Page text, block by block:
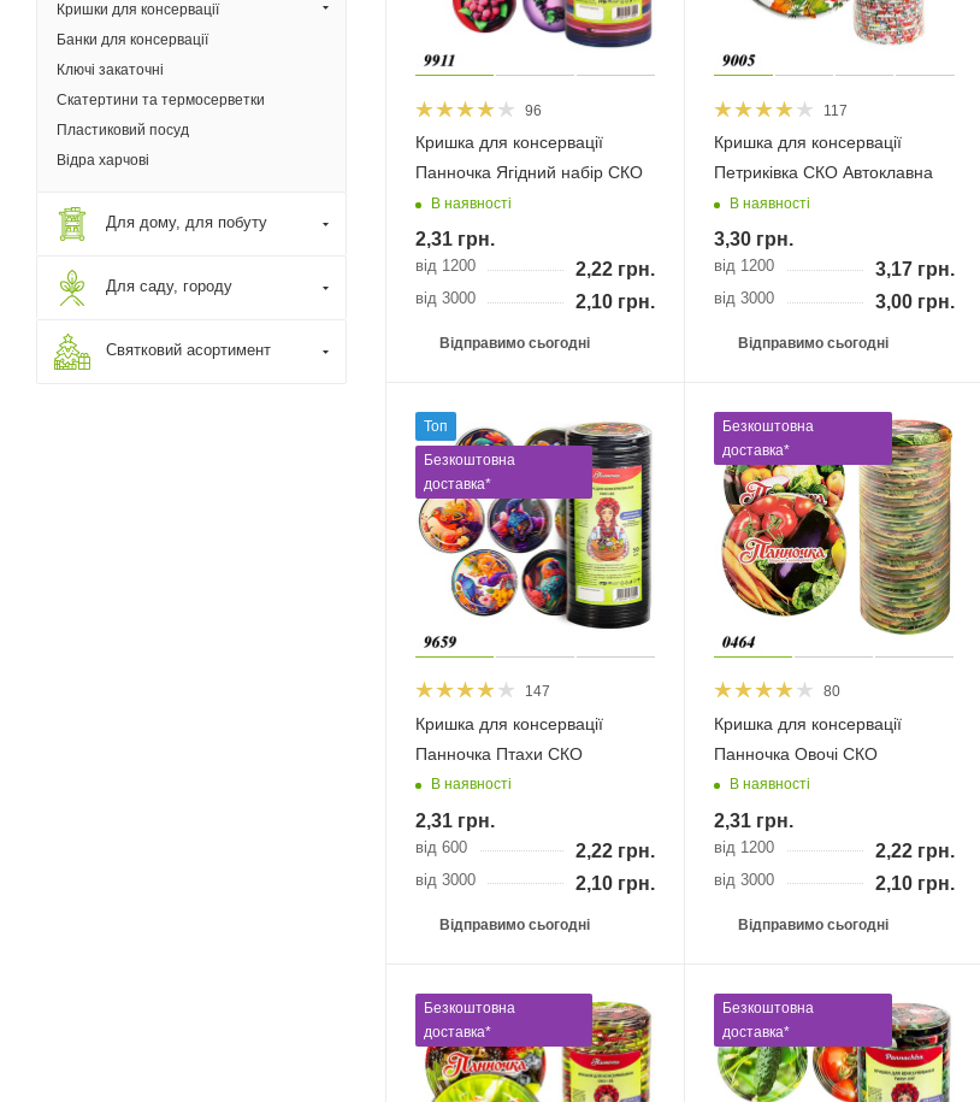
96
Кришка для консервації
Панночка Ягідний набір СКО
В наявності
2,31 грн.
від 1200 2,22 грн.
від 3000 2,10 грн.
Відправимо сьогодні
117
Кришка для консервації
Петриківка СКО Автоклавна
В наявності
3,30 грн.
від 1200 3,17грн.
від 3000 3,00грн.
Відправимо сьогодні
Топ
Безкоштовна
доставка*
147
Кришка для консервації
Панночка Птахи СКО
В наявності
2,31 грн.
від 600 2,22 грн.
від 3000 2,10 грн.
Відправимо сьогодні
Безкоштовна
доставка*
80
Кришка для консервації
Панночка Овочі СКО
В наявності
2,31 грн.
від 1200 2,22грн.
від 3000 2,10грн.
Відправимо сьогодні
Безкоштовна
доставка*
Безкоштовна
доставка*
Кришки для консервації
Банки для консервації
Ключі закаточні
Скатертини та термосерветки
Пластиковий посуд
Відра харчові
Для дому, для побуту
Для саду, городу
Святковий асортимент